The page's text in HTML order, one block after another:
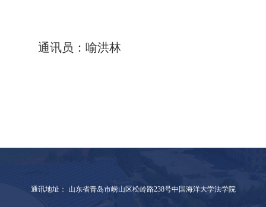
通讯员：喻洪林
通讯地址： 山东省青岛市崂山区松岭路238号中国海洋大学法学院